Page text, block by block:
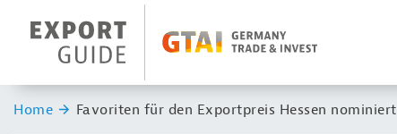
Header Logo
Sie sind hier:
Home Favoriten für den Exportpreis Hessen nominiert